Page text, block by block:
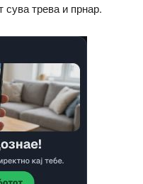
трева и прнар.